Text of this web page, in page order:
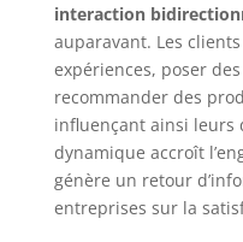
interaction
auparavant. Les
expériences, poser
recommander des
influençant ainsi leurs
dynamique accroît
génère un retour
entreprises sur la